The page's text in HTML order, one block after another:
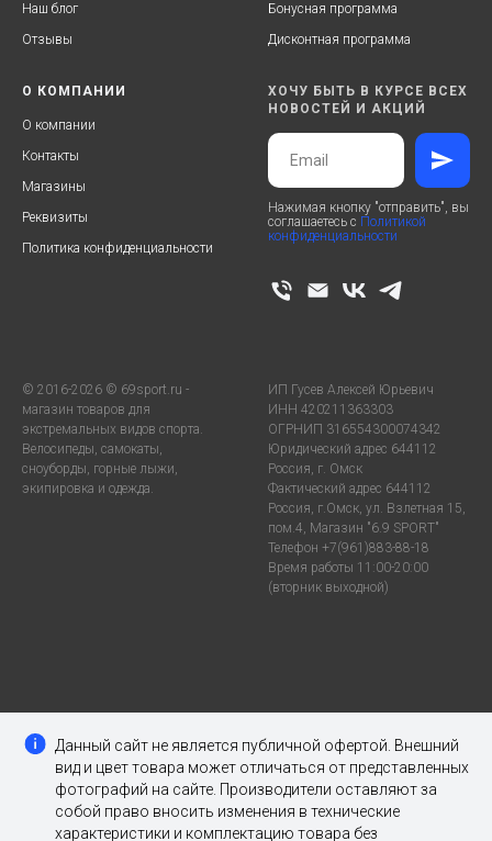
Наш блог
Отзывы
Бонусная программа
Дисконтная программа
О КОМПАНИИ
О компании
Контакты
Магазины
Реквизиты
Политика конфиденциальности
ХОЧУ БЫТЬ В КУРСЕ ВСЕХ
НОВОСТЕЙ И АКЦИЙ
Нажимая кнопку "отправить", вы
соглашаетесь с Политикой
конфиденциальности
© 2016-2026 © 69sport.ru -
магазин товаров для
экстремальных видов спорта.
Велосипеды, самокаты,
сноуборды, горные лыжи,
экипировка и одежда.
ИП Гусев Алексей Юрьевич
ИНН 420211363303
ОГРНИП 316554300074342
Юридический адрес 644112
Россия, г. Омск
Фактический адрес 644112
Россия, г.Омск, ул. Взлетная 15,
пом.4, Магазин "6.9 SPORT"
Телефон +7(961)883-88-18
Время работы 11:00-20:00
(вторник выходной)
Данный сайт не является публичной офертой. Внешний
вид и цвет товара может отличаться от представленных
фотографий на сайте. Производители оставляют за
собой право вносить изменения в технические
характеристики и комплектацию товара без